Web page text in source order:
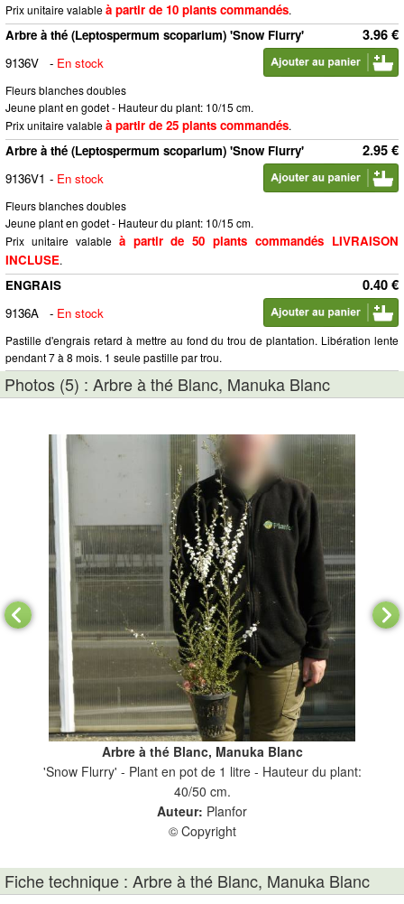
Prix unitaire valableà partir de 10 plants commandés.
3.96 €
Arbre à thé (Leptospermum scoparium) 'Snow Flurry'
9136V
- En stock
Fleurs blanches doubles
Jeune plant en godet - Hauteur du plant: 10/15 cm.
Prix unitaire valableà partir de 25 plants commandés.
2.95 €
Arbre à thé (Leptospermum scoparium) 'Snow Flurry'
9136V1 - En stock
Fleurs blanches doubles
Jeune plant en godet - Hauteur du plant: 10/15 cm.
Prix unitaire valable à partir de 50 plants commandés LIVRAISON
INCLUSE.
0.40 €
ENGRAIS
9136A
- En stock
Pastille d'engrais retard à mettre au fond du trou de plantation. Libération lente
pendant 7 à 8 mois. 1 seule pastille par trou.
Photos (5) : Arbre à thé Blanc, Manuka Blanc
Arbre à thé Blanc, Manuka Blanc
'Snow Flurry' - Plant en pot de 1 litre - Hauteur du plant:
40/50 cm.
Auteur: Planfor
© Copyright
Fiche technique : Arbre à thé Blanc, Manuka Blanc